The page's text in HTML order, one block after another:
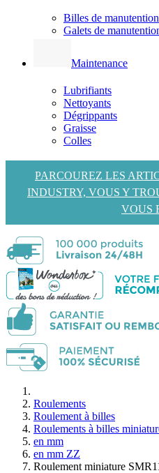
Billes de manutention
Galets de
Maintenance
Lubrifiants
Nettoyants
Dégrippants
Graisse
Colles
PARCOUREZ LES
INDUSTRY, VOUS Y
VOUS
Roulements
Roulement à billes
Roulements à billes
en mm
en mm ZZ
Roulement miniature